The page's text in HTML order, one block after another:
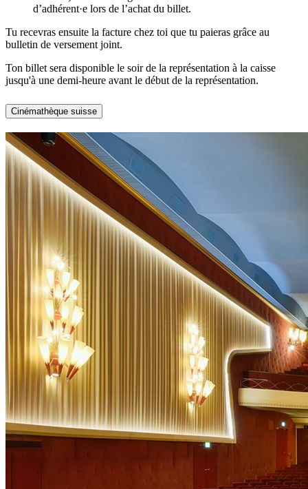
d’adhérent·e lors de l’achat du billet.
Tu recevras ensuite la facture chez toi que tu paieras grâce au
bulletin de versement joint.
Ton billet sera disponible le soir de la représentation à la caisse
jusqu'à une demi-heure avant le début de la représentation.
Cinémathèque suisse